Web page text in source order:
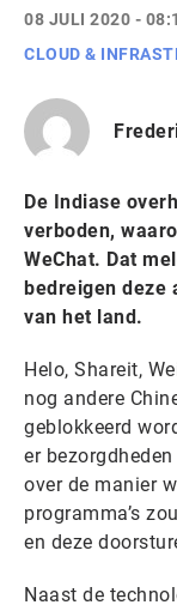
08 JULI 2020 -
CLOUD &
De Indiase
verboden,
WeChat. Dat
bedreigen deze
van het land.
Helo, Shareit,
nog andere
geblokkeerd
er
over de manier
programma’s
en deze
Naast de